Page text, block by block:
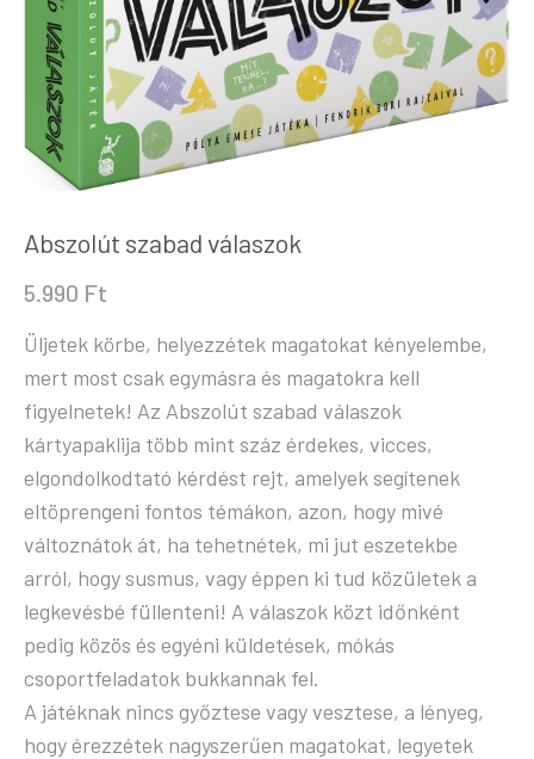
Abszolút szabad válaszok
5.990 Ft
Üljetek körbe, helyezzétek magatokat kényelembe,
mert most csak egymásra és magatokra kell
figyelnetek! Az Abszolút szabad válaszok
kártyapaklija több mint száz érdekes, vicces,
elgondolkodtató kérdést rejt, amelyek segítenek
eltöprengeni fontos témákon, azon, hogy mivé
változnátok át, ha tehetnétek, mi jut eszetekbe
arról, hogy susmus, vagy éppen ki tud közületek a
legkevésbé füllenteni! A válaszok közt időnként
pedig közös és egyéni küldetések, mókás
csoportfeladatok bukkannak fel.
A játéknak nincs győztese vagy vesztese, a lényeg,
hogy érezzétek nagyszerűen magatokat, legyetek